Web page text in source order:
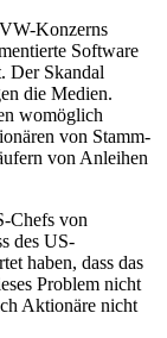
Konzerns
Software
Der Skandal
die Medien.
womöglich
von Stamm-
von Anleihen
Chefs von
des US-
haben, dass das
Problem nicht
Aktionäre nicht